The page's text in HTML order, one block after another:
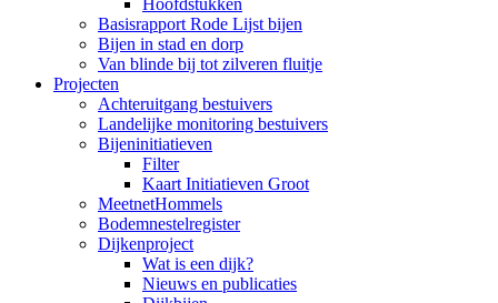
Hoofdstukken
Basisrapport Rode Lijst bijen
Bijen in stad en dorp
Van blinde bij tot zilveren fluitje
Projecten
Achteruitgang bestuivers
Landelijke monitoring bestuivers
Bijeninitiatieven
Filter
Kaart Initiatieven Groot
MeetnetHommels
Bodemnestelregister
Dijkenproject
Wat is een dijk?
Nieuws en publicaties